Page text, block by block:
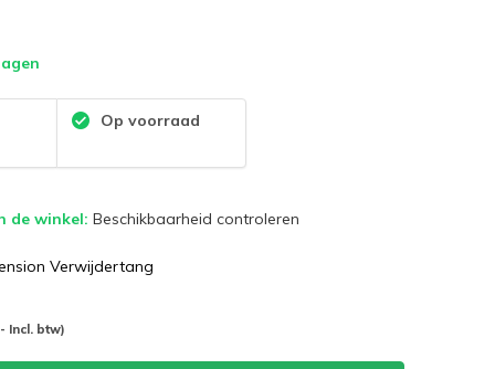
Op voorraad
de winkel:Beschikbaarheid controleren
Verwijdertang
Incl. btw)